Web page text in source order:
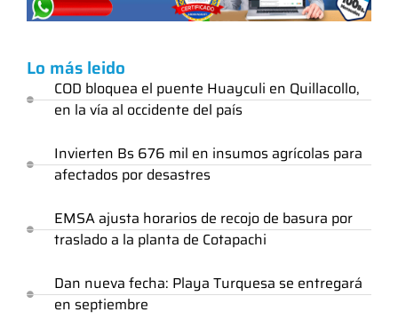
Lo más leido
COD bloquea el puente Huayculi en Quillacollo,
en la vía al occidente del país
Invierten Bs 676 mil en insumos agrícolas para
afectados por desastres
EMSA ajusta horarios de recojo de basura por
traslado a la planta de Cotapachi
Dan nueva fecha: Playa Turquesa se entregará
en septiembre